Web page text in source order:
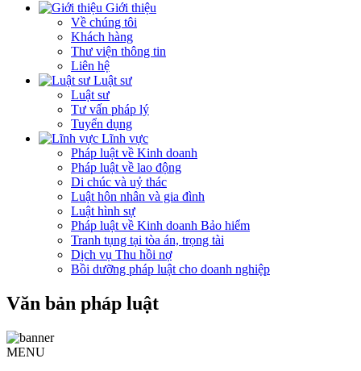
Giới thiệu
Về chúng tôi
Khách hàng
Thư viện thông tin
Liên hệ
Luật sư
Luật sư
Tư vấn pháp lý
Tuyển dụng
Lĩnh vực
Pháp luật về Kinh doanh
Pháp luật về lao động
Di chúc và uỷ thác
Luật hôn nhân và gia đình
Luật hình sự
Pháp luật về Kinh doanh Bảo hiểm
Tranh tụng tại tòa án, trọng tài
Dịch vụ Thu hồi nợ
Bồi dưỡng pháp luật cho doanh nghiệp
Văn bản pháp luật
MENU